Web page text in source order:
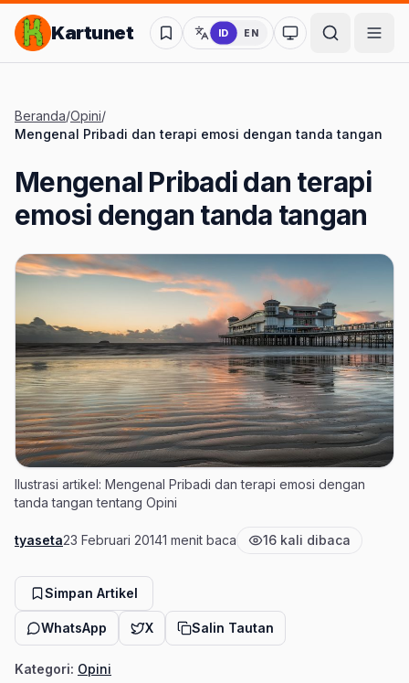
Lompat ke Konten Utama
Kartunet ID EN
Ubah ke mode
Beranda/Opini/
Mengenal Pribadi dan terapi emosi dengan tanda tangan
Mengenal Pribadi dan terapi
emosi dengan tanda tangan
Ilustrasi artikel: Mengenal Pribadi dan terapi emosi dengan
tanda tangan tentang Opini
Penulis
tyasetaTanggal terbit
23 Februari 2014Estimasi waktu baca
1 menit baca Jumlah pembaca
16 kali dibaca
Simpan Artikel
WhatsApp X Salin Tautan
Kategori: Opini